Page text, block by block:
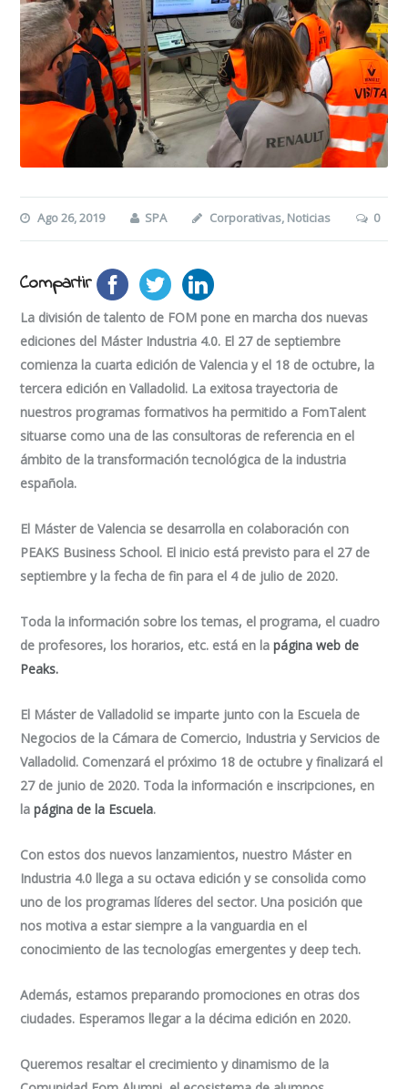
Ago 26, 2019 SPA Corporativas, Noticias 0
Compartir
La división de talento de FOM pone en marcha dos nuevas
ediciones del Máster Industria 4.0. El 27 de septiembre
comienza la cuarta edición de Valencia y el 18 de octubre, la
tercera edición en Valladolid. La exitosa trayectoria de
nuestros programas formativos ha permitido a FomTalent
situarse como una de las consultoras de referencia en el
ámbito de la transformación tecnológica de la industria
española.
El Máster de Valencia se desarrolla en colaboración con
PEAKS Business School. El inicio está previsto para el 27 de
septiembre y la fecha de fin para el 4 de julio de 2020.
Toda la información sobre los temas, el programa, el cuadro
de profesores, los horarios, etc. está en lapágina web de
Peaks.
El Máster de Valladolid se imparte junto con la Escuela de
Negocios de la Cámara de Comercio, Industria y Servicios de
Valladolid. Comenzará el próximo 18 de octubre y finalizará el
27 de junio de 2020. Toda la información e inscripciones, en
lapágina de la Escuela.
Con estos dos nuevos lanzamientos, nuestro Máster en
Industria 4.0 llega a su octava edición y se consolida como
uno de los programas líderes del sector. Una posición que
nos motiva a estar siempre a la vanguardia en el
conocimiento de las tecnologías emergentes y deep tech.
Además, estamos preparando promociones en otras dos
ciudades. Esperamos llegar a la décima edición en 2020.
Queremos resaltar el crecimiento y dinamismo de la